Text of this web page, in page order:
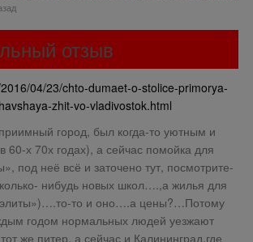
отзыв
04/23/chto-dumaet-o-stolice-primorya-
zhit-vo-vladivostok.html
город, был когда-то уютным и
60-х 70х годах), а сейчас помойка для
под неё всё и заточено тут, посмотрите-
нибудь новых школ….,а жилья для
то и оно….а цены?…Потому
годом нормальных людей уезжают
же питер, а сейчас и Калининград,где